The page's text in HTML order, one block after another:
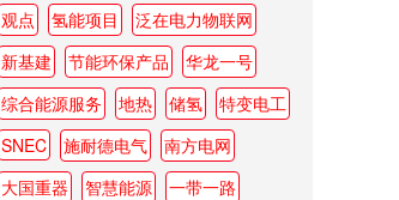
观点
氢能项目
泛在电力物联网
新基建
节能环保产品
华龙一号
综合能源服务
地热 储氢
特变电工
SNEC
施耐德电气
南方电网
大国重器
智慧能源
一带一路